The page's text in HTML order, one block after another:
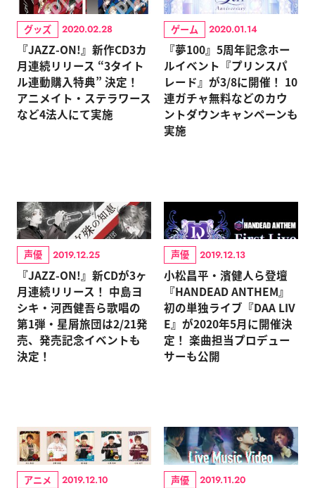
グッズ 2020.02.28
『JAZZ-ON!』新作CD3カ
月連続リリース “3タイト
ル連動購入特典” 決定！
アニメイト・ステラワース
など4法人にて実施
ゲーム 2020.01.14
『夢100』5周年記念ホー
ルイベント『プリンスパ
レード』が3/8に開催！ 10
連ガチャ無料などのカウ
ントダウンキャンペーンも
実施
声優 2019.12.25
『JAZZ-ON!』新CDが3ヶ
月連続リリース！ 中島ヨ
シキ・河西健吾ら歌唱の
第1弾・星屑旅団は2/21発
売、発売記念イベントも
決定！
声優 2019.12.13
小松昌平・濱健人ら登壇
『HANDEAD ANTHEM』
初の単独ライブ『DAA LIV
E』が2020年5月に開催決
定！ 楽曲担当プロデュー
サーも公開
アニメ 2019.12.10 声優 2019.11.20